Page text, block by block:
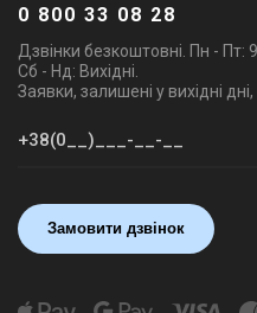
0 800 33 08 28
Дзвінки безкоштовні. Пн - Пт:
Сб - Нд: Вихідні.
Заявки, залишені у вихідні
Замовити дзвінок